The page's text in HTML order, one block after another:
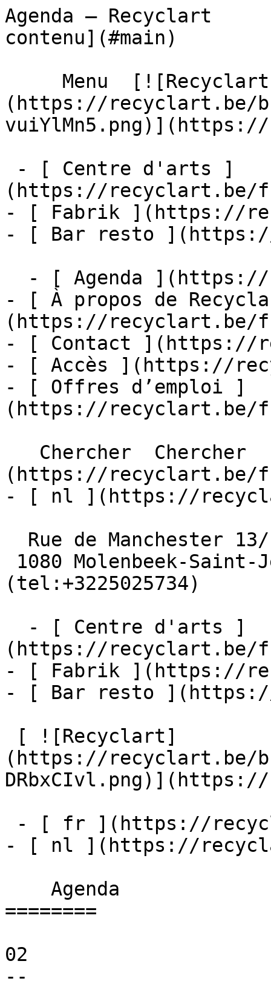
Agenda –
contenu](#main)
(https://recyclart.be/
(https://recyclart.be/
- [ Fabrik ](https://
- [ Bar resto
- [ À propos de
(https://recyclart.be/
- [ Contact ](https://
- [ Accès ](https://
- [ Offres d’emploi ]
(https://recyclart.be/
(https://recyclart.be/
- [ nl ](https://
(tel:+3225025734)
(https://recyclart.be/
- [ Fabrik ](https://
- [ Bar resto
(https://recyclart.be/
- [ nl ](https://
========
02
--